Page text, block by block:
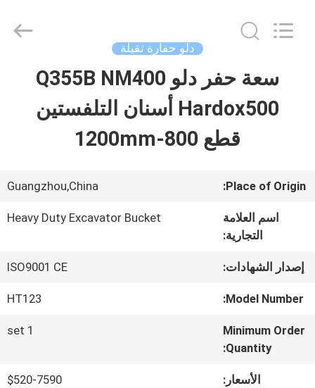
المنزل
برنامج
حولنا
المصنع
Huitong
Machinery
دلو حفارة ثقيلة
سعة حفر دلو Q355B NM400
Hardox500 أسنان التلفستين
قطع 800-1200mm
Place of Origin:
Guangzhou,China
اسم العلامة
التجارية:
Heavy Duty Excavator Bucket
إصدار الشهادات: ISO9001 CE
Model Number:
HT123
Minimum Order
Quantity:
1 set
الأسعار: $520-7590